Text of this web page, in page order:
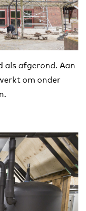
als afgerond. Aan
om onder